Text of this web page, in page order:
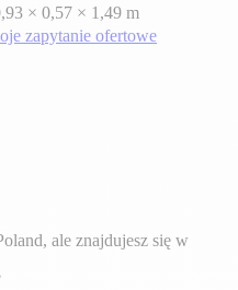
× 0,57 × 1,49 m
zapytanie ofertowe
ale znajdujesz się w